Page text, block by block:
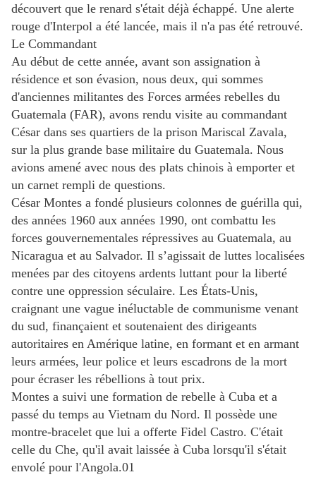
découvert que le renard s'était déjà échappé. Une alerte
rouge d'Interpol a été lancée, mais il n'a pas été retrouvé.
Le Commandant
Au début de cette année, avant son assignation à
résidence et son évasion, nous deux, qui sommes
d'anciennes militantes des Forces armées rebelles du
Guatemala (FAR), avons rendu visite au commandant
César dans ses quartiers de la prison Mariscal Zavala,
sur la plus grande base militaire du Guatemala. Nous
avions amené avec nous des plats chinois à emporter et
un carnet rempli de questions.
César Montes a fondé plusieurs colonnes de guérilla qui,
des années 1960 aux années 1990, ont combattu les
forces gouvernementales répressives au Guatemala, au
Nicaragua et au Salvador. Il s’agissait de luttes localisées
menées par des citoyens ardents luttant pour la liberté
contre une oppression séculaire. Les États-Unis,
craignant une vague inéluctable de communisme venant
du sud, finançaient et soutenaient des dirigeants
autoritaires en Amérique latine, en formant et en armant
leurs armées, leur police et leurs escadrons de la mort
pour écraser les rébellions à tout prix.
Montes a suivi une formation de rebelle à Cuba et a
passé du temps au Vietnam du Nord. Il possède une
montre-bracelet que lui a offerte Fidel Castro. C'était
celle du Che, qu'il avait laissée à Cuba lorsqu'il s'était
envolé pour l'Angola.01